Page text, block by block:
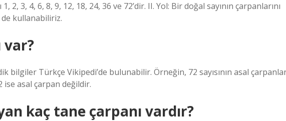
2, 3, 4, 6, 8, 9, 12, 18, 24, 36 ve 72’dir. II. Yol: Bir doğal sayının çarpanlarını
kullanabiliriz.
var?
bilgiler Türkçe Vikipedi’de bulunabilir. Örneğin, 72 sayısının asal
ise asal çarpan değildir.
kaç tane çarpanı vardır?